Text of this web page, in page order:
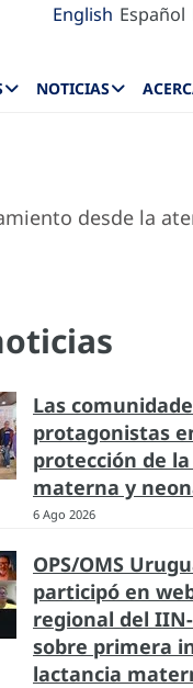
English Español
NOTICIAS
desde la
Las
protagonistas
protección de
materna y
6 Ago 2026
OPS/OMS
participó en
regional del IIN-
sobre primera
lactancia